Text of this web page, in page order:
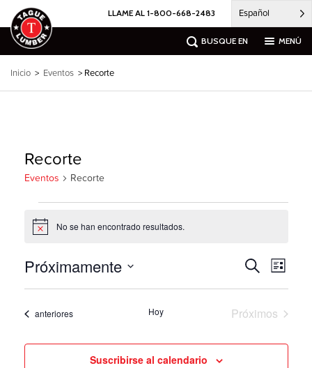
al
contenido
LLAME AL 1-800-668-2483 Español
BUSQUE EN MENÚ
Inicio > Eventos > Recorte
Recorte
Eventos Recorte
Notice No se han encontrado resultados.
Búsqueda
y
de
Buscar
por
las
de
Lista
Próximamente
Seleccione
fecha.
Eventos
anteriores Hoy
Próximos
Suscribirse al calendario